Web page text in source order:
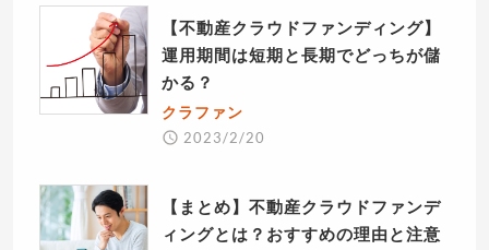
【不動産クラウドファンディング】
運用期間は短期と長期でどっちが儲
かる？
クラファン
2023/2/20
【まとめ】不動産クラウドファンデ
ィングとは？おすすめの理由と注意